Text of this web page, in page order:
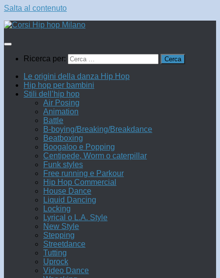
Salta al contenuto
Ricerca per:
Le origini della danza Hip Hop
Hip hop per bambini
Stili dell’hip hop
Air Posing
Animation
Battle
B-boying/Breaking/Breakdance
Beatboxing
Boogaloo e Popping
Centipede, Worm o caterpillar
Funk styles
Free running e Parkour
Hip Hop Commercial
House Dance
Liquid Dancing
Locking
Lyrical o L.A. Style
New Style
Stepping
Streetdance
Tutting
Uprock
Video Dance